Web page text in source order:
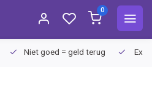
0
Niet goed = geld terug